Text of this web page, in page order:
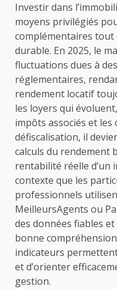
Investir dans
moyens privilégiés
complémentaires
durable. En 2025, le
fluctuations dues à
réglementaires,
rendement locatif
les loyers qui
impôts associés et
défiscalisation, il
calculs du rendement
rentabilité réelle d’un
contexte que les
professionnels
MeilleursAgents ou
des données fiables
bonne
indicateurs
et d’orienter
gestion.